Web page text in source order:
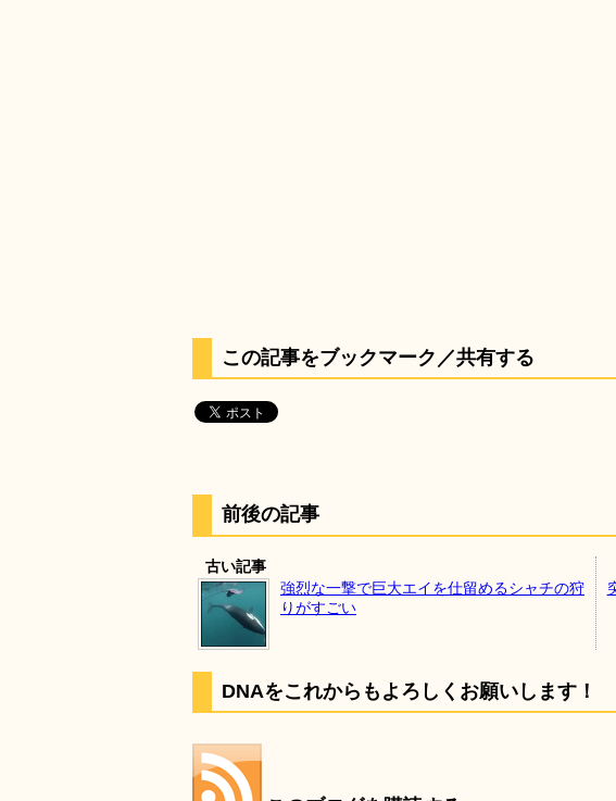
この記事をブックマーク／共有する
前後の記事
古い記事
強烈な一撃で巨大エイを仕留めるシャチの狩
りがすごい
DNAをこれからもよろしくお願いします！